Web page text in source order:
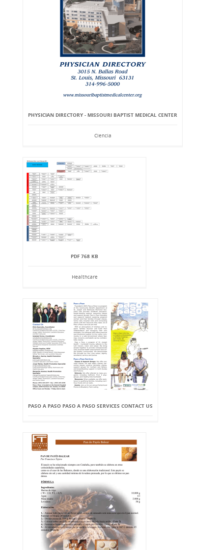
PHYSICIAN DIRECTORY - MISSOURI BAPTIST MEDICAL CENTER
Ciencia
PDF 768 KB
Healthcare
PASO A PASO PASO A PASO SERVICES CONTACT US